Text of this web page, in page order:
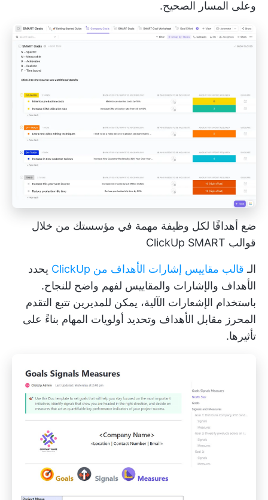
وعلى المسار الصحيح.
ضع أهدافًا لكل وظيفة مهمة في مؤسستك من خلال
قوالب ClickUp SMART
الـ قالب مقاييس إشارات الأهداف من ClickUp
يحدد
الأهداف والإشارات والمقاييس لفهم واضح للنجاح.
باستخدام الإشعارات الآلية، يمكن للمديرين تتبع التقدم
المحرز مقابل الأهداف وتحديد أولويات المهام بناءً على
تأثيرها.